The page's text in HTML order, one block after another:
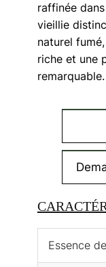
raffinée
vieillie
naturel
riche et une
remarquable.
Essence